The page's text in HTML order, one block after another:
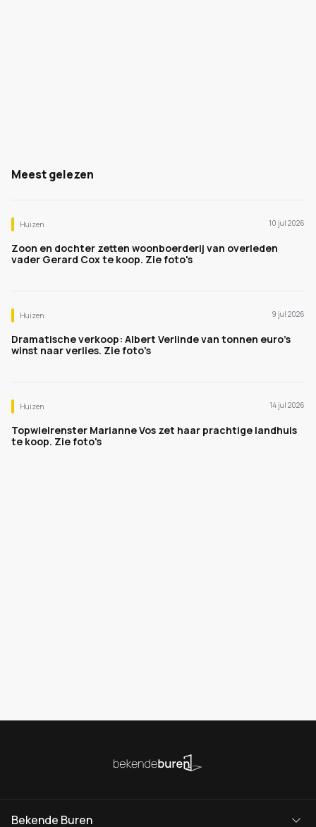
Meest gelezen
Huizen 10 jul 2026
Zoon en dochter zetten woonboerderij van overleden
vader Gerard Cox te koop. Zie foto's
Huizen 9 jul 2026
Dramatische verkoop: Albert Verlinde van tonnen euro's
winst naar verlies. Zie foto's
Huizen 14 jul 2026
Topwielrenster Marianne Vos zet haar prachtige landhuis
te koop. Zie foto's
Bekende Buren